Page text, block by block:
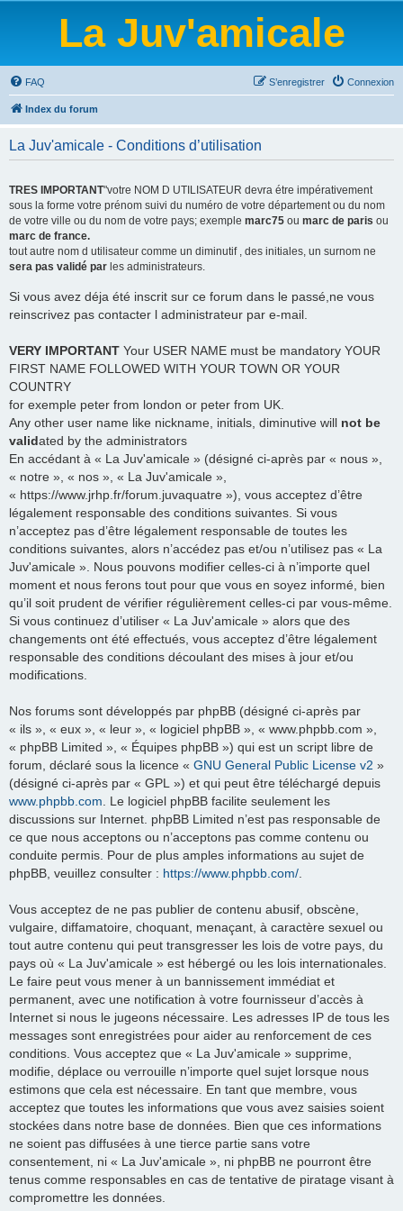
La Juv'amicale
FAQ Connexion
S’enregistrer
Index du forum
La Juv'amicale - Conditions d’utilisation
TRES IMPORTANT"votre NOM D UTILISATEUR devra étre impérativement
sous la forme votre prénom suivi du numéro de votre département ou du nom
de votre ville ou du nom de votre pays; exemple marc75 ou marc de paris ou
marc de france.
tout autre nom d utilisateur comme un diminutif , des initiales, un surnom ne
sera pas validé par les administrateurs.
Si vous avez déja été inscrit sur ce forum dans le passé,ne vous
reinscrivez pas contacter l administrateur par e-mail.
VERY IMPORTANT Your USER NAME must be mandatory YOUR
FIRST NAME FOLLOWED WITH YOUR TOWN OR YOUR
COUNTRY
for exemple peter from london or peter from UK.
Any other user name like nickname, initials, diminutive will not be
validated by the administrators
En accédant à « La Juv'amicale » (désigné ci-après par « nous »,
« notre », « nos », « La Juv'amicale »,
« https://www.jrhp.fr/forum.juvaquatre »), vous acceptez d’être
légalement responsable des conditions suivantes. Si vous
n’acceptez pas d’être légalement responsable de toutes les
conditions suivantes, alors n’accédez pas et/ou n’utilisez pas « La
Juv'amicale ». Nous pouvons modifier celles-ci à n’importe quel
moment et nous ferons tout pour que vous en soyez informé, bien
qu’il soit prudent de vérifier régulièrement celles-ci par vous-même.
Si vous continuez d’utiliser « La Juv'amicale » alors que des
changements ont été effectués, vous acceptez d’être légalement
responsable des conditions découlant des mises à jour et/ou
modifications.
Nos forums sont développés par phpBB (désigné ci-après par
« ils », « eux », « leur », « logiciel phpBB », « www.phpbb.com »,
« phpBB Limited », « Équipes phpBB ») qui est un script libre de
forum, déclaré sous la licence « GNU General Public License v2 »
(désigné ci-après par « GPL ») et qui peut être téléchargé depuis
www.phpbb.com. Le logiciel phpBB facilite seulement les
discussions sur Internet. phpBB Limited n’est pas responsable de
ce que nous acceptons ou n’acceptons pas comme contenu ou
conduite permis. Pour de plus amples informations au sujet de
phpBB, veuillez consulter : https://www.phpbb.com/.
Vous acceptez de ne pas publier de contenu abusif, obscène,
vulgaire, diffamatoire, choquant, menaçant, à caractère sexuel ou
tout autre contenu qui peut transgresser les lois de votre pays, du
pays où « La Juv'amicale » est hébergé ou les lois internationales.
Le faire peut vous mener à un bannissement immédiat et
permanent, avec une notification à votre fournisseur d’accès à
Internet si nous le jugeons nécessaire. Les adresses IP de tous les
messages sont enregistrées pour aider au renforcement de ces
conditions. Vous acceptez que « La Juv'amicale » supprime,
modifie, déplace ou verrouille n’importe quel sujet lorsque nous
estimons que cela est nécessaire. En tant que membre, vous
acceptez que toutes les informations que vous avez saisies soient
stockées dans notre base de données. Bien que ces informations
ne soient pas diffusées à une tierce partie sans votre
consentement, ni « La Juv'amicale », ni phpBB ne pourront être
tenus comme responsables en cas de tentative de piratage visant à
compromettre les données.